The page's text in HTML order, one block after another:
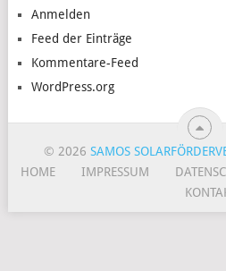
Anmelden
Feed der Einträge
Kommentare-Feed
WordPress.org
© 2026SAMOS
HOME
IMPRESSUM